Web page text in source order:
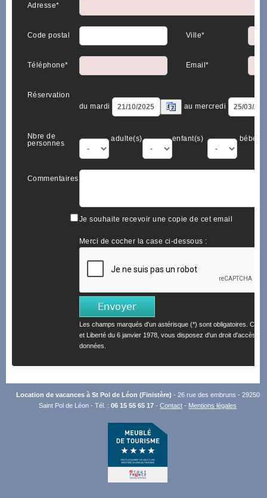
Adresse*
Code postal Ville*
Téléphone* Email*
Réservation
du mardi
au mercredi
Nbre de
personnes
adulte(s) enfant(s) bébé(s)
Commentaires
Je souhaite recevoir une copie de cet email
Merci de cocher la case ci-dessous :
Les champs marqués d'un astérisque (*) sont obligatoires.
et Liberté du 6 janvier 1978, vous disposez d'un droit d'accès et
données.
Location de vacances à St Pol de Léon (Finistère) - 26 rue des embruns - 29250
Saint Pol de Léon - Tél. :06 15 55 65 17 -Contact - Mentions légales